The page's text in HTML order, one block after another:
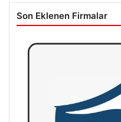
Son Eklenen Firmalar